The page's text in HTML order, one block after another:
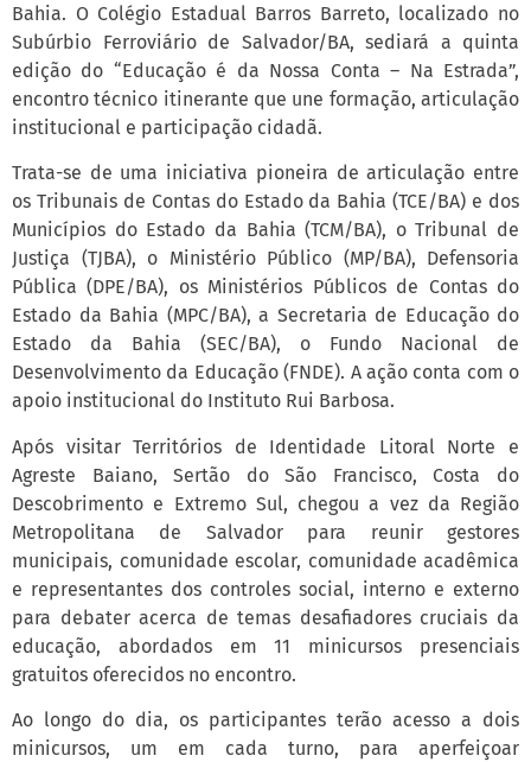
Bahia. O Colégio Estadual Barros Barreto, localizado no
Subúrbio Ferroviário de Salvador/BA, sediará a quinta
edição do “Educação é da Nossa Conta – Na Estrada”,
encontro técnico itinerante que une formação, articulação
institucional e participação cidadã.
Trata-se de uma iniciativa pioneira de articulação entre
os Tribunais de Contas do Estado da Bahia (TCE/BA) e dos
Municípios do Estado da Bahia (TCM/BA), o Tribunal de
Justiça (TJBA), o Ministério Público (MP/BA), Defensoria
Pública (DPE/BA), os Ministérios Públicos de Contas do
Estado da Bahia (MPC/BA), a Secretaria de Educação do
Estado da Bahia (SEC/BA), o Fundo Nacional de
Desenvolvimento da Educação (FNDE). A ação conta com o
apoio institucional do Instituto Rui Barbosa.
Após visitar Territórios de Identidade Litoral Norte e
Agreste Baiano, Sertão do São Francisco, Costa do
Descobrimento e Extremo Sul, chegou a vez da Região
Metropolitana de Salvador para reunir gestores
municipais, comunidade escolar, comunidade acadêmica
e representantes dos controles social, interno e externo
para debater acerca de temas desafiadores cruciais da
educação, abordados em 11 minicursos presenciais
gratuitos oferecidos no encontro.
Ao longo do dia, os participantes terão acesso a dois
minicursos, um em cada turno, para aperfeiçoar